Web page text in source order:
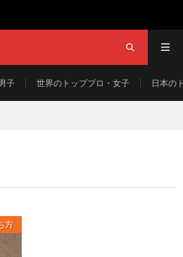
子 世界のトッププロ・女子 日本の
方